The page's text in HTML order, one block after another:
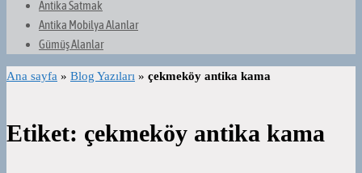
Antika Satmak
Antika Mobilya Alanlar
Gümüş Alanlar
Ana sayfa » Blog Yazıları » çekmeköy antika kama
Etiket: çekmeköy antika kama